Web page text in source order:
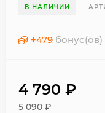
В НАЛИЧИИ
+479 бонус(ов)
4 790 ₽
5 090₽